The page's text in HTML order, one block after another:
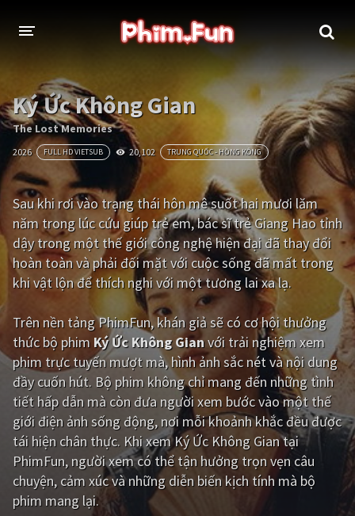
THỂ LOẠI
Thần thoại - Cổ trang
Tâm lý Chiến tranh
Võ thuật - Kiếm hiệp Nhạc kịch
Kinh dị Tội phạm - Hình sự
Phiêu lưu Hài hước
Viễn tưởng Khoa học - Tài liệu
Hoạt hình Thể thao
Tình cảm - Lãng mạn Kỳ ảo
Giật gân Gia đình
Bí ẩn Lịch sử
Viễn Tây Tiểu sử
GameShow DramaTV
Ký Ức Không Gian
The Lost Memories
2026 FULL HD VIETSUB 20,102 TRUNG QUỐC - HỒNG KÔNG
Sau khi rơi vào trạng thái hôn mê suốt hai mươi lăm
năm trong lúc cứu giúp trẻ em, bác sĩ trẻ Giang Hao tỉnh
dậy trong một thế giới công nghệ hiện đại đã thay đổi
hoàn toàn và phải đối mặt với cuộc sống đã mất trong
khi vật lộn để thích nghi với một tương lai xa lạ.
Trên nền tảngPhimFun, khán giả sẽ có cơ hội thưởng
thức bộ phim Ký Ức Không Gianvới trải nghiệm xem
phim trực tuyến mượt mà, hình ảnh sắc nét và nội dung
đầy cuốn hút. Bộ phim không chỉ mang đến những tình
tiết hấp dẫn mà còn đưa người xem bước vào một thế
giới điện ảnh sống động, nơi mỗi khoảnh khắc đều được
tái hiện chân thực. Khi xem Ký Ức Không Gian tại
PhimFun, người xem có thể tận hưởng trọn vẹn câu
chuyện, cảm xúc và những diễn biến kịch tính mà bộ
phim mang lại.